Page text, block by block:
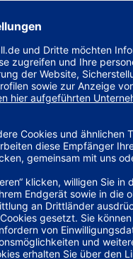
Liebe zum Fußball.
der 90er inspiriert – so
zu 100 % aus recycelten